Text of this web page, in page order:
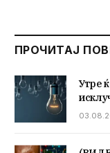
ПРОЧИТАЈ
Утре